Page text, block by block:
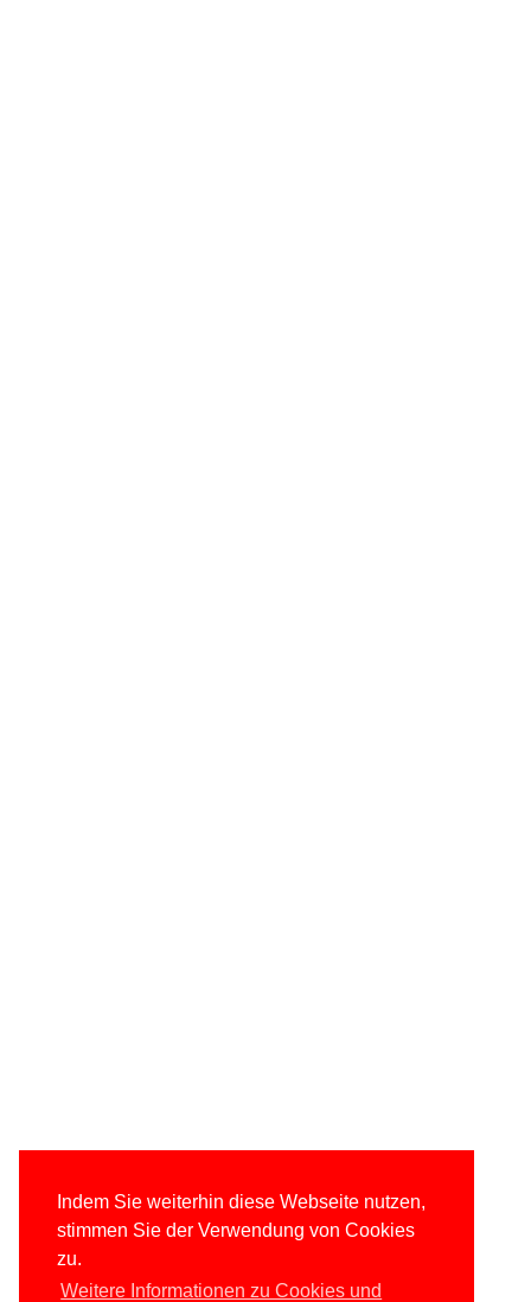
Indem Sie weiterhin diese Webseite nutzen,
stimmen Sie der Verwendung von Cookies
zu.
Weitere Informationen zu Cookies und